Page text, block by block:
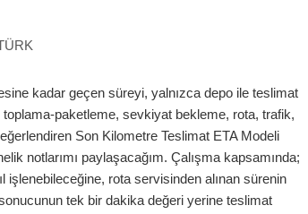
kadar geçen süreyi, yalnızca depo ile teslimat
paketleme, sevkiyat bekleme, rota, trafik,
Son Kilometre Teslimat ETA Modeli
notlarımı paylaşacağım. Çalışma kapsamında;
işlenebileceğine, rota servisinden alınan sürenin
tek bir dakika değeri yerine teslimat